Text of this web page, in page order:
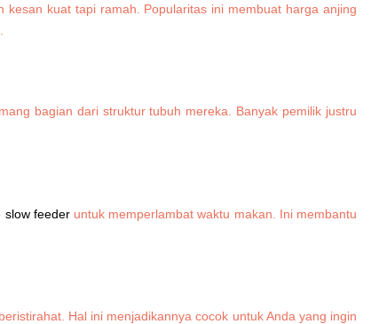
kuat tapi ramah. Popularitas ini membuat harga anjing
bagian dari struktur tubuh mereka. Banyak pemilik justru
slow feederuntuk memperlambat waktu makan. Ini membantu
Hal ini menjadikannya cocok untuk Anda yang ingin